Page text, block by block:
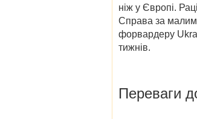
ніж у Європі.
Справа за малим
форвардеру
тижнів.
Переваги